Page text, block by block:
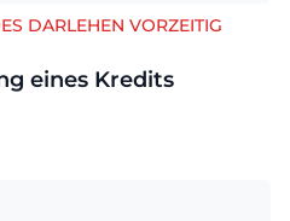
DARLEHEN VORZEITIG
eines Kredits